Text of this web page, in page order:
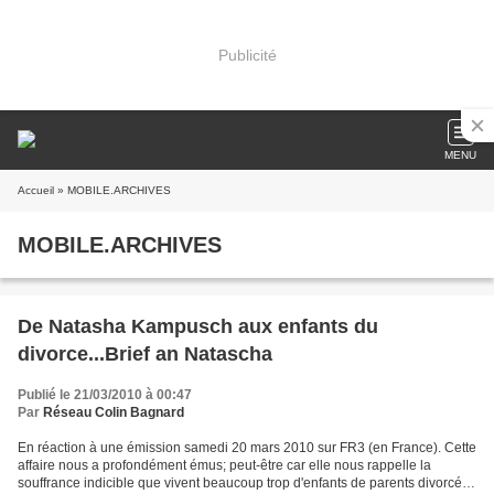
Publicité
MENU
Accueil » MOBILE.ARCHIVES
MOBILE.ARCHIVES
De Natasha Kampusch aux enfants du
divorce...Brief an Natascha
Publié le 21/03/2010 à 00:47
Par Réseau Colin Bagnard
En réaction à une émission samedi 20 mars 2010 sur FR3 (en France). Cette
affaire nous a profondément émus; peut-être car elle nous rappelle la
souffrance indicible que vivent beaucoup trop d'enfants de parents divorcés